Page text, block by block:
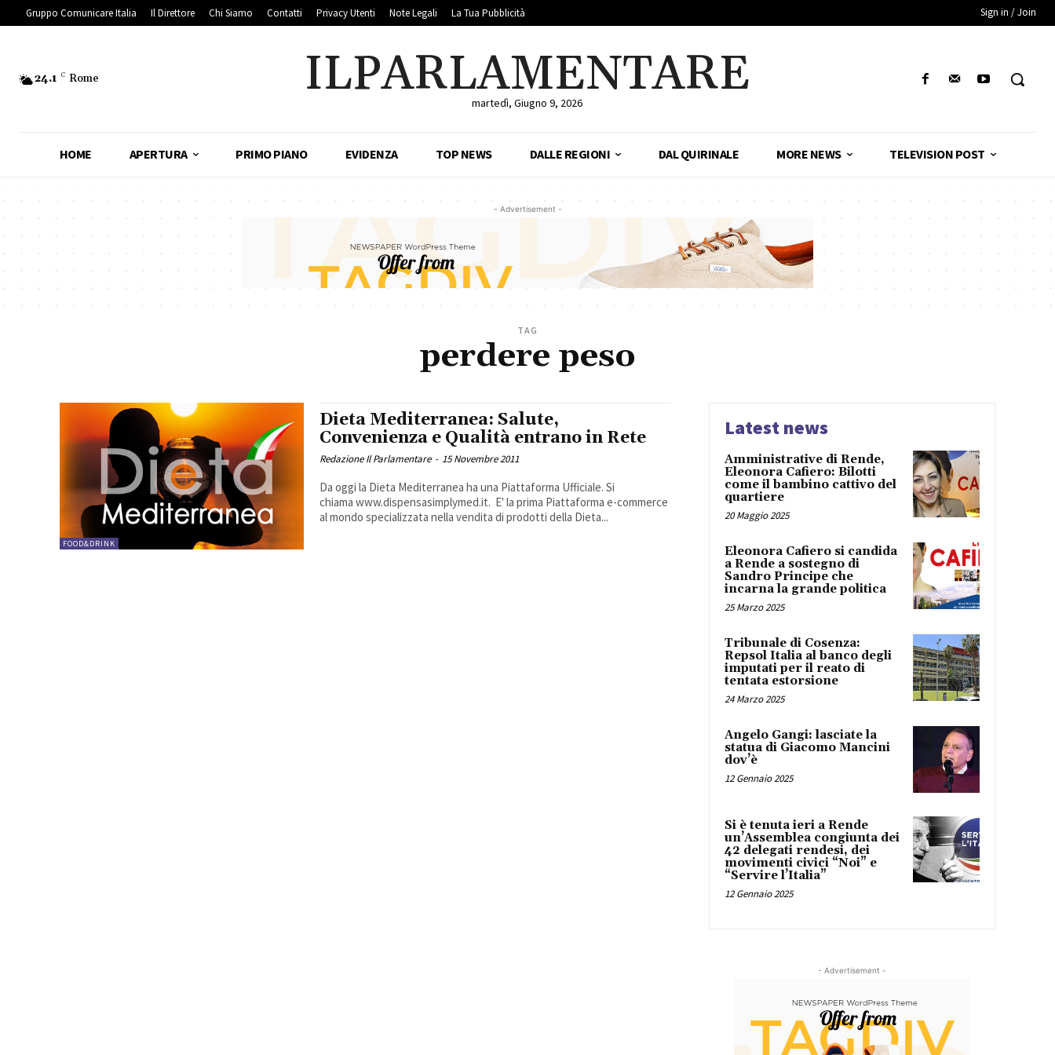
Gruppo Comunicare Italia Il Direttore Chi Siamo Contatti Privacy Utenti Note Legali La Tua Pubblicità Sign in / Join
24.1 C Rome ILPARLAMENTARE
martedì, Giugno 9, 2026
HOME APERTURA PRIMO PIANO EVIDENZA TOP NEWS DALLE REGIONI DAL QUIRINALE MORE NEWS TELEVISION POST
- Advertisement -
TAG
perdere peso
FOOD&DRINK
Dieta Mediterranea: Salute,
Convenienza e Qualità entrano in Rete
Redazione Il Parlamentare - 15 Novembre 2011
Da oggi la Dieta Mediterranea ha una Piattaforma Ufficiale. Si
chiama www.dispensasimplymed.it. E' la prima Piattaforma e-commerce
al mondo specializzata nella vendita di prodotti della Dieta...
Latest news
Amministrative di Rende,
Eleonora Cafiero: Bilotti
come il bambino cattivo del
quartiere
20 Maggio 2025
Eleonora Cafiero si candida
a Rende a sostegno di
Sandro Principe che
incarna la grande politica
25 Marzo 2025
Tribunale di Cosenza:
Repsol Italia al banco degli
imputati per il reato di
tentata estorsione
24 Marzo 2025
Angelo Gangi: lasciate la
statua di Giacomo Mancini
dov’è
12 Gennaio 2025
Si è tenuta ieri a Rende
un’Assemblea congiunta dei
42 delegati rendesi, dei
movimenti civici “Noi” e
“Servire l’Italia”
12 Gennaio 2025
- Advertisement -